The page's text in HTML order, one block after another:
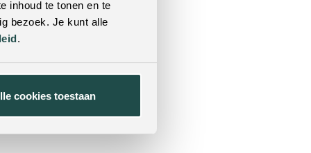
inhoud te tonen en te
bezoek. Je kunt alle
.
cookies toestaan